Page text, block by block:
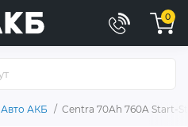
0
Авто АКБ Centra 70Ah 760A Start-